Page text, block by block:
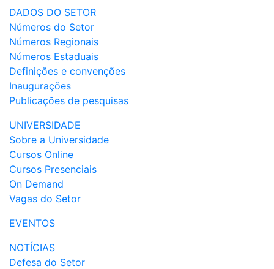
DADOS DO SETOR
Números do Setor
Números Regionais
Números Estaduais
Definições e convenções
Inaugurações
Publicações de pesquisas
UNIVERSIDADE
Sobre a Universidade
Cursos Online
Cursos Presenciais
On Demand
Vagas do Setor
EVENTOS
NOTÍCIAS
Defesa do Setor